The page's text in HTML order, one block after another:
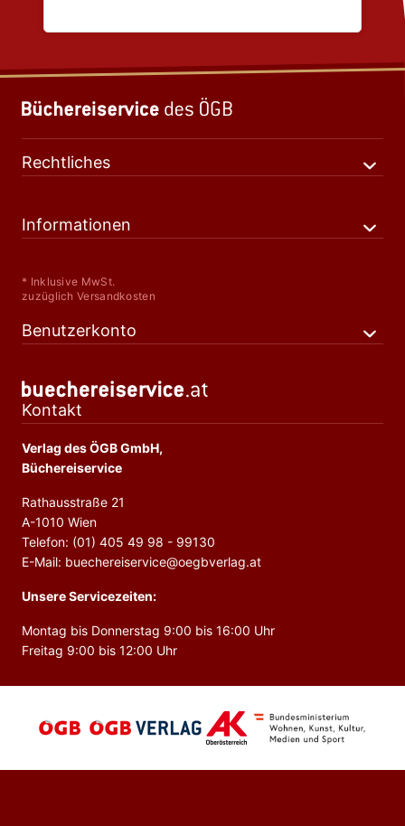
Rechtliches
Informationen
* Inklusive MwSt.
zuzüglich Versandkosten
Benutzerkonto
Kontakt
Verlag des ÖGB GmbH,
Büchereiservice
Rathausstraße 21
A-1010 Wien
Telefon: (01) 405 49 98 - 99130
E-Mail: buechereiservice@oegbverlag.at
Unsere Servicezeiten:
Montag bis Donnerstag 9:00 bis 16:00 Uhr
Freitag 9:00 bis 12:00 Uhr